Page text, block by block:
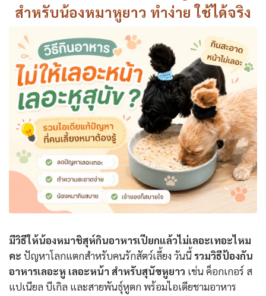
สำหรับน้องหมาหูยาว ทำง่าย ใช้ได้จริง
มีวิธีให้น้องหมาชิสุห์กินอาหารเปียกแล้วไม่เลอะเทอะไหม
คะ ปัญหาโลกแตกสำหรับคนรักสัตว์เลี้ยง วันนี้รวมวิธีป้องกัน
อาหารเลอะหู เลอะหน้า สำหรับสุนัขหูยาว เช่น ค็อกเกอร์ ส
แปเนียล บีเกิล และสายพันธุ์หูตก พร้อมไอเดียชามอาหาร